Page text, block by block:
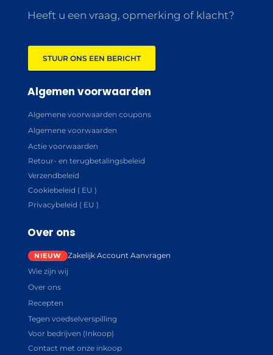
Heeft u een vraag, opmerking of klacht?
STUUR ONS EEN BERICHT
Algemen voorwaarden
Algemene voorwaarden coupons
Algemene voorwaarden
Actie voorwaarden
Retour- en terugbetalingsbeleid
Verzendbeleid
Cookiebeleid ( EU )
Privacybeleid ( EU )
Over ons
Zakelijk Account Aanvragen
Wie zijn wij
Over ons
Recepten
Tegen voedselverspilling
Voor bedrijven (Inkoop)
Contact met onze inkoop